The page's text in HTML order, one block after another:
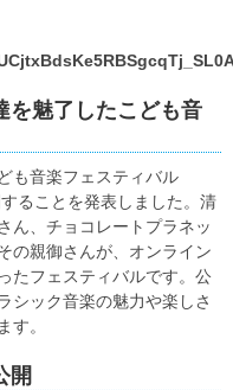
を魅了したこども音
も音楽フェスティバル
ることを発表しました。清
ん、チョコレートプラネッ
の親御さんが、オンライン
たフェスティバルです。公
シック音楽の魅力や楽しさ
す。
開